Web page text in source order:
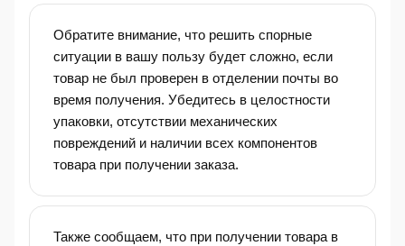
Обратите внимание, что решить спорные
ситуации в вашу пользу будет сложно, если
товар не был проверен в отделении почты во
время получения. Убедитесь в целостности
упаковки, отсутствии механических
повреждений и наличии всех компонентов
товара при получении заказа.
Также сообщаем, что при получении товара в